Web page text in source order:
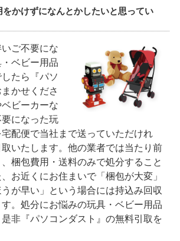
かけずになんとかしたいと思ってい
ご不要にな
ベビー用品
たら『パソ
かせくださ
ビーカーな
になった玩
配便で当社まで送っていただけれ
いたします。他の業者では当たり前
梱包費用・送料のみで処分すること
お近くにお住まいで「梱包が大変」
うが早い」という場合には持込み回収
。処分にお悩みの玩具・ベビー用品
非『パソコンダスト』の無料引取を